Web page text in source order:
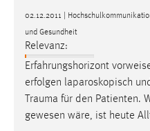
02.12.2011 |
und Gesundheit
Relevanz:
Erfahrungshorizont
erfolgen laparoskopisch
Trauma für den Patienten.
gewesen wäre, ist heute
Google Ads
Name:
_gcl_au
Anbieter:
Google Ireland Limited